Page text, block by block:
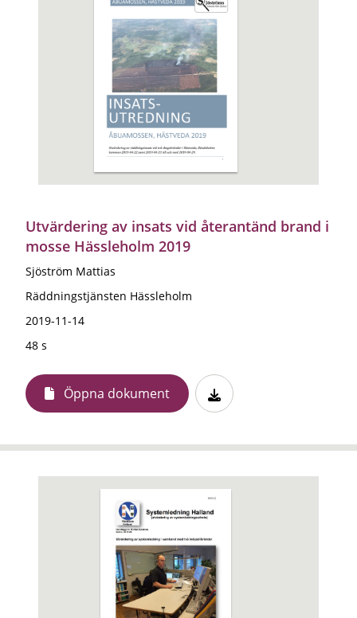
Utvärdering av insats vid återantänd brand i
mosse Hässleholm 2019
Sjöström Mattias
Räddningstjänsten Hässleholm
2019-11-14
48 s
Öppna dokument